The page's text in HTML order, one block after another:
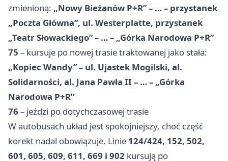
zmienioną: „Nowy Bieżanów P+R” – … – przystanek
„Poczta Główna”, ul. Westerplatte, przystanek
„Teatr Słowackiego” – … – „Górka Narodowa P+R”
75 – kursuje po nowej trasie traktowanej jako stała:
„Kopiec Wandy” – ul. Ujastek Mogilski, al.
Solidarności, al. Jana Pawła II – … – „Górka
Narodowa P+R”
76 – jeździ po dotychczasowej trasie
W autobusach układ jest spokojniejszy, choć część
korekt nadal obowiązuje. Linie 124/424, 152, 502,
601, 605, 609, 611, 669 i 902 kursują po